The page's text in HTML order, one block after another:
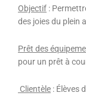
Objectif :
des joies du plein
Prêt des
pour un prêt à
Clientèle : Élèves